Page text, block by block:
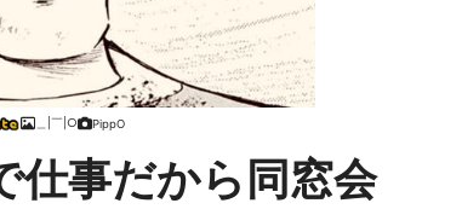
＿|￣|○ PippO
仕事だから同窓会